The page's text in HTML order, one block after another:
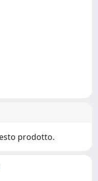
prodotto.